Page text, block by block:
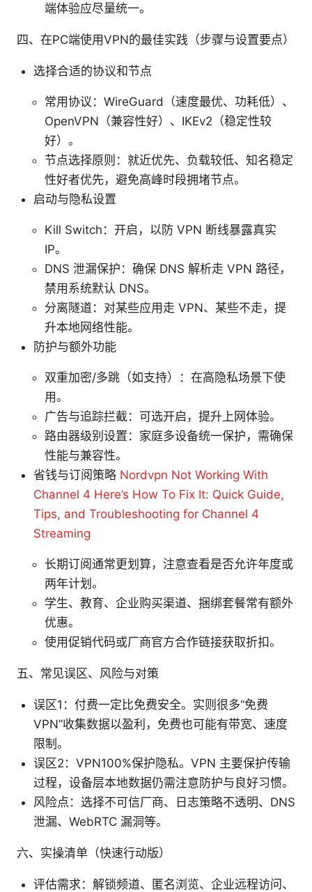
端体验应尽量统一。
四、在PC端使用VPN的最佳实践（步骤与设置要点）
选择合适的协议和节点
常用协议：WireGuard（速度最优、功耗低）、
OpenVPN（兼容性好）、IKEv2（稳定性较
好）。
节点选择原则：就近优先、负载较低、知名稳定
性好者优先，避免高峰时段拥堵节点。
启动与隐私设置
Kill Switch：开启，以防 VPN 断线暴露真实
IP。
DNS 泄漏保护：确保 DNS 解析走 VPN 路径，
禁用系统默认 DNS。
分离隧道：对某些应用走 VPN、某些不走，提
升本地网络性能。
防护与额外功能
双重加密/多跳（如支持）：在高隐私场景下使
用。
广告与追踪拦截：可选开启，提升上网体验。
路由器级别设置：家庭多设备统一保护，需确保
性能与兼容性。
省钱与订阅策略 Nordvpn Not Working With
Channel 4 Here’s How To Fix It: Quick Guide,
Tips, and Troubleshooting for Channel 4
Streaming
长期订阅通常更划算，注意查看是否允许年度或
两年计划。
学生、教育、企业购买渠道、捆绑套餐常有额外
优惠。
使用促销代码或厂商官方合作链接获取折扣。
五、常见误区、风险与对策
误区1：付费一定比免费安全。实则很多“免费
VPN”收集数据以盈利，免费也可能有带宽、速度
限制。
误区2：VPN100%保护隐私。VPN 主要保护传输
过程，设备层本地数据仍需注意防护与良好习惯。
风险点：选择不可信厂商、日志策略不透明、DNS
泄漏、WebRTC 漏洞等。
六、实操清单（快速行动版）
评估需求：解锁频道、匿名浏览、企业远程访问、